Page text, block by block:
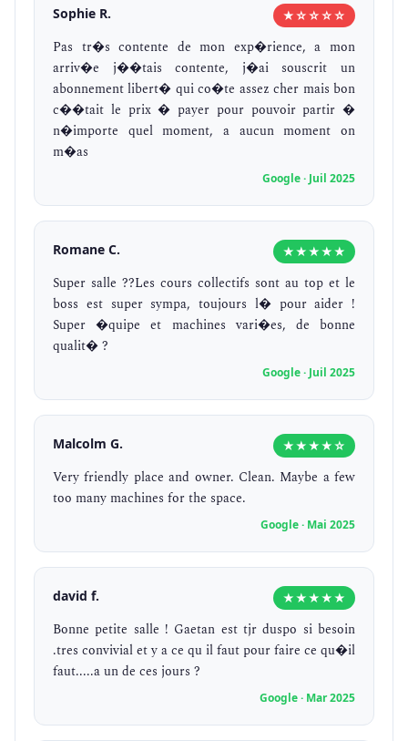
Sophie R. ★☆☆☆☆
Pas tr�s contente de mon exp�rience, a mon
arriv�e j��tais contente, j�ai souscrit un
abonnement libert� qui co�te assez cher mais bon
c��tait le prix � payer pour pouvoir partir �
n�importe quel moment, a aucun moment on
m�as
Google · Juil 2025
Romane C. ★★★★★
Super salle ??Les cours collectifs sont au top et le
boss est super sympa, toujours l� pour aider !
Super �quipe et machines vari�es, de bonne
qualit� ?
Google · Juil 2025
Malcolm G. ★★★★☆
Very friendly place and owner. Clean. Maybe a few
too many machines for the space.
Google · Mai 2025
david f. ★★★★★
Bonne petite salle ! Gaetan est tjr duspo si besoin
.tres convivial et y a ce qu il faut pour faire ce qu�il
faut.....a un de ces jours ?
Google · Mar 2025